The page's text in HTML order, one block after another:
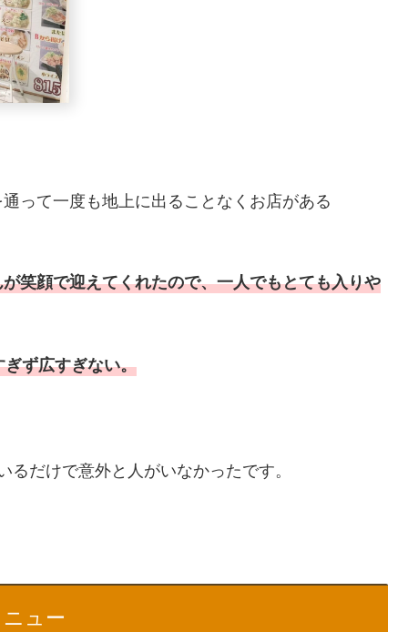
って一度も地上に出ることなくお店がある
笑顔で迎えてくれたので、一人でもとても入りや
ず広すぎない。
だけで意外と人がいなかったです。
ュー